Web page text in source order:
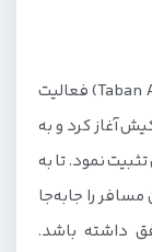
شرکت هواپیمایی تابان (به انگلیسی: Taban Airlines) فعالیت
آغاز کرد و به
نمود. تا به
موفق شده بیش از 16 میلیون مسافر را جابه‌جا
و موفق داشته باشد.